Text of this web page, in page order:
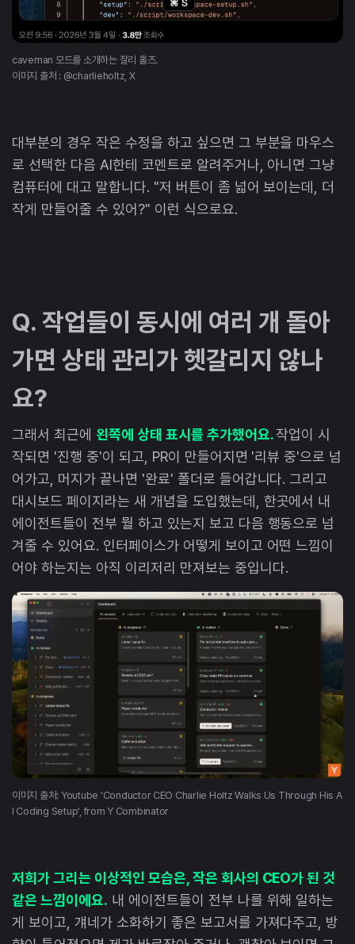
caveman 모드를 소개하는 찰리 홀츠.
이미지 출처 : @charlieholtz, X
대부분의 경우 작은 수정을 하고 싶으면 그 부분을 마우스
로 선택한 다음 AI한테 코멘트로 알려주거나, 아니면 그냥
컴퓨터에 대고 말합니다. "저 버튼이 좀 넓어 보이는데, 더
작게 만들어줄 수 있어?" 이런 식으로요.
Q. 작업들이 동시에 여러 개 돌아
가면 상태 관리가 헷갈리지 않나
요?
그래서 최근에 왼쪽에 상태 표시를 추가했어요.작업이 시
작되면 '진행 중'이 되고, PR이 만들어지면 '리뷰 중'으로 넘
어가고, 머지가 끝나면 '완료' 폴더로 들어갑니다. 그리고
대시보드 페이지라는 새 개념을 도입했는데, 한곳에서 내
에이전트들이 전부 뭘 하고 있는지 보고 다음 행동으로 넘
겨줄 수 있어요. 인터페이스가 어떻게 보이고 어떤 느낌이
어야 하는지는 아직 이리저리 만져보는 중입니다.
이미지 출처: Youtube 'Conductor CEO Charlie Holtz Walks Us Through His A
I Coding Setup', from Y Combinator
저희가 그리는 이상적인 모습은, 작은 회사의 CEO가 된 것
같은 느낌이에요. 내 에이전트들이 전부 나를 위해 일하는
게 보이고, 걔네가 소화하기 좋은 보고서를 가져다주고, 방